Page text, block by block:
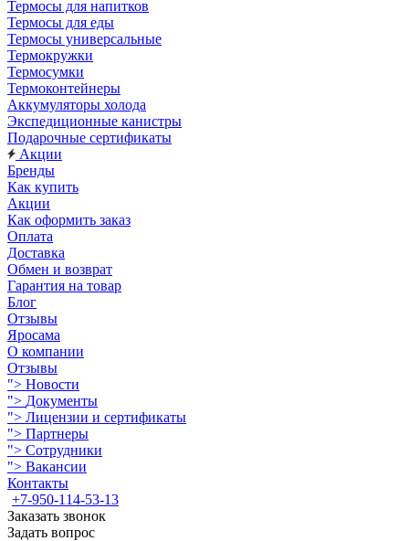
Термосы для напитков
Термосы для еды
Термосы универсальные
Термокружки
Термосумки
Термоконтейнеры
Аккумуляторы холода
Экспедиционные канистры
Подарочные сертификаты
Акции
Бренды
Как купить
Акции
Как оформить заказ
Оплата
Доставка
Обмен и возврат
Гарантия на товар
Блог
Отзывы
Яросама
О компании
Отзывы
"> Новости
"> Документы
"> Лицензии и сертификаты
"> Партнеры
"> Сотрудники
"> Вакансии
Контакты
+7-950-114-53-13
Заказать звонок
Задать вопрос